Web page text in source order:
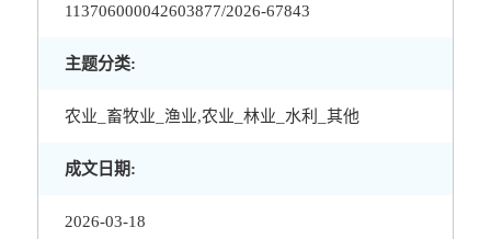
113706000042603877/2026-67843
主题分类:
农业_畜牧业_渔业,农业_林业_水利_其他
成文日期:
2026-03-18